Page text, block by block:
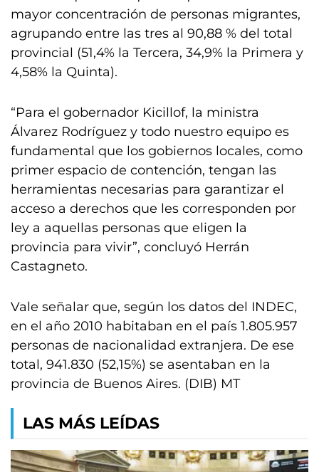
mayor concentración de personas migrantes,
agrupando entre las tres al 90,88 % del total
provincial (51,4% la Tercera, 34,9% la Primera y
4,58% la Quinta).
“Para el gobernador Kicillof, la ministra
Álvarez Rodríguez y todo nuestro equipo es
fundamental que los gobiernos locales, como
primer espacio de contención, tengan las
herramientas necesarias para garantizar el
acceso a derechos que les corresponden por
ley a aquellas personas que eligen la
provincia para vivir”, concluyó Herrán
Castagneto.
Vale señalar que, según los datos del INDEC,
en el año 2010 habitaban en el país 1.805.957
personas de nacionalidad extranjera. De ese
total, 941.830 (52,15%) se asentaban en la
provincia de Buenos Aires. (DIB) MT
LAS MÁS LEÍDAS